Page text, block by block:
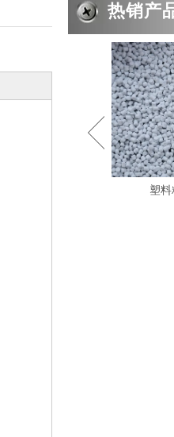
2019-05-05
PE波纹管PP软管
PP波纹管 象研究
热销产
镀锌